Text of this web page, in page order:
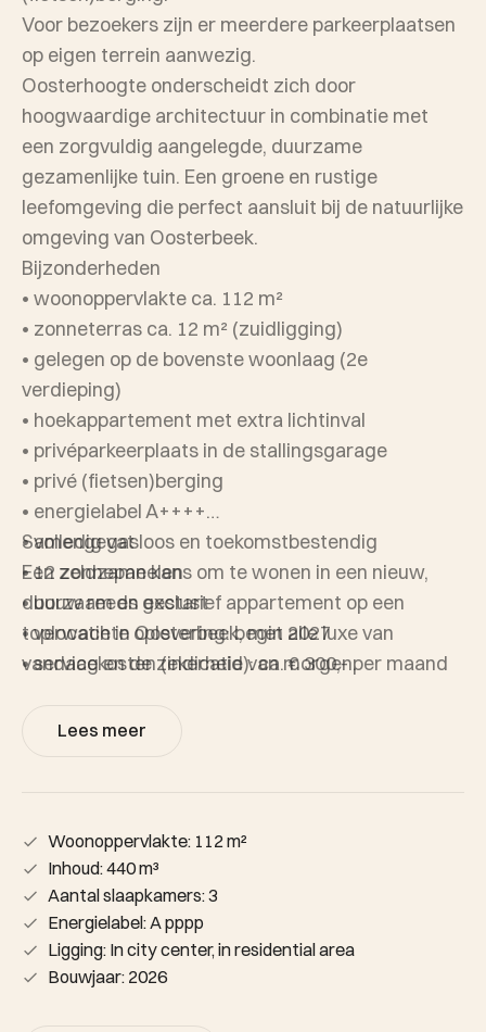
Voor bezoekers zijn er meerdere parkeerplaatsen
op eigen terrein aanwezig.
Oosterhoogte onderscheidt zich door
hoogwaardige architectuur in combinatie met
een zorgvuldig aangelegde, duurzame
gezamenlijke tuin. Een groene en rustige
leefomgeving die perfect aansluit bij de natuurlijke
omgeving van Oosterbeek.
Bijzonderheden
• woonoppervlakte ca. 112 m²
• zonneterras ca. 12 m² (zuidligging)
• gelegen op de bovenste woonlaag (2e
verdieping)
• hoekappartement met extra lichtinval
• privéparkeerplaats in de stallingsgarage
• privé (fietsen)berging
• energielabel A++++
• volledig gasloos en toekomstbestendig
• 12 zonnepanelen
• bouw reeds gestart
• verwachte oplevering: begin 2027
• servicekosten (indicatie): ca. € 300,- per maand
Samengevat
Een zeldzame kans om te wonen in een nieuw,
duurzaam en exclusief appartement op een
toplocatie in Oosterbeek, met alle luxe van
vandaag en de zekerheid van morgen.
Lees meer
Woonoppervlakte: 112 m²
Inhoud: 440 m³
Aantal slaapkamers: 3
Energielabel: A pppp
Ligging: In city center, in residential area
Bouwjaar: 2026